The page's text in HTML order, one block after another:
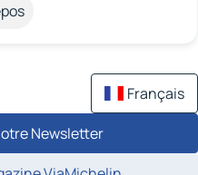
Français
Newsletter